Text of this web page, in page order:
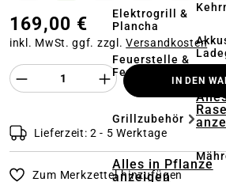
Elektrogrill &
Plancha
Feuerstelle &
Feuerschale
Grillzubehör
Alles in Pflanze
anzeigen
169,00 €
inkl. MwSt. ggf. zzgl.Versandkosten
Produkt Anzahl des IN DEN
Lieferzeit: 2 - 5 Werktage
Zum Merkzettel hinzufügen